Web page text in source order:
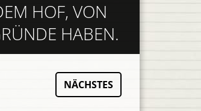
HOF, VON
HABEN.
NÄCHSTES